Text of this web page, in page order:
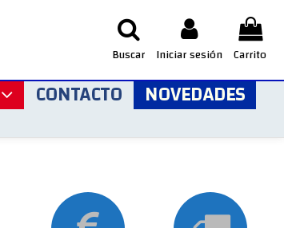
Buscar Iniciar sesión Carrito
CONTACTO NOVEDADES